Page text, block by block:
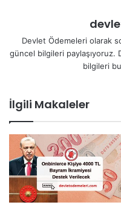
Devlet Ödemeleri olarak
güncel bilgileri paylaşıyoruz.
bilgileri
İlgili Makaleler